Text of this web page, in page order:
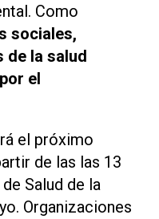
Como
sociales,
de la salud
el
el próximo
de las las 13
Salud de la
Organizaciones